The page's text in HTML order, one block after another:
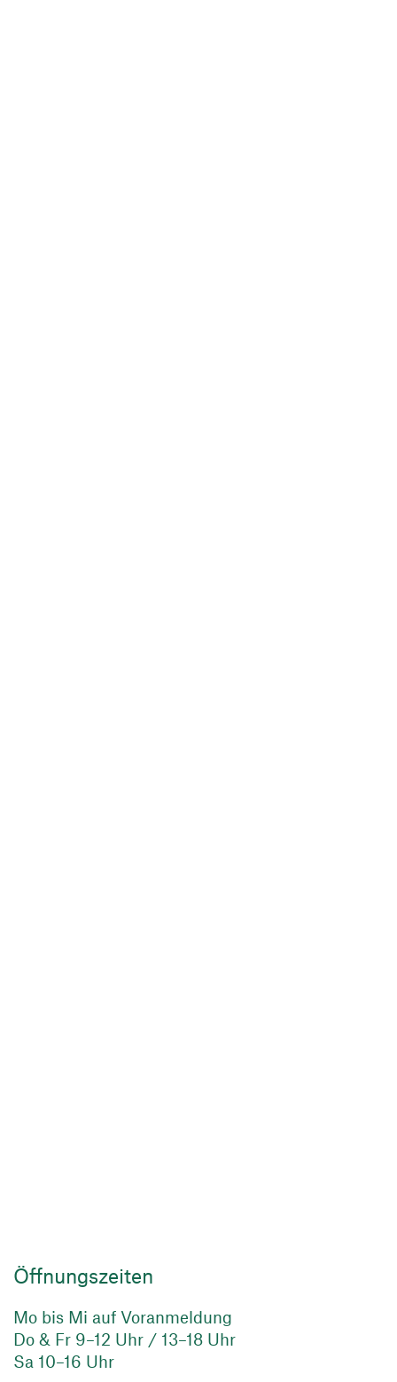
Öffnungszeiten
Mo bis Mi auf Voranmeldung
Do & Fr 9–12 Uhr / 13–18 Uhr
Sa 10–16 Uhr